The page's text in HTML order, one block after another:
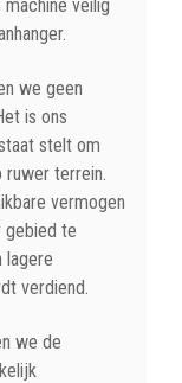
veilig
we geen
is ons
stelt om
ruwer terrein.
vermogen
gebied te
lagere
verdiend.
we de